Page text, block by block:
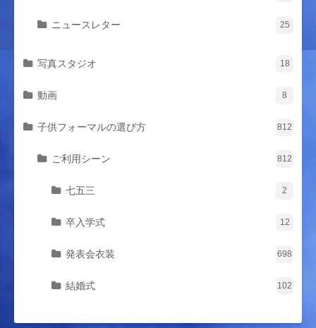
ニュースレター 25
写真スタジオ 18
動画 8
子供フォーマルの選び方 812
ご利用シーン 812
七五三 2
卒入学式 12
発表会衣装 698
結婚式 102